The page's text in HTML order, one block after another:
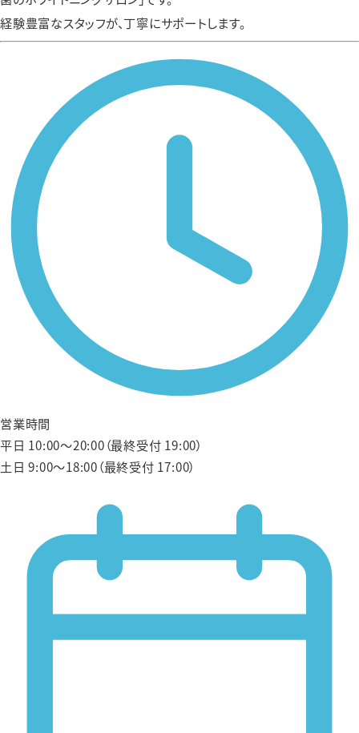
経験豊富なスタッフが、丁寧にサポートします。
営業時間
平日 10:00〜20:00（最終受付 19:00）
土日 9:00〜18:00（最終受付 17:00）